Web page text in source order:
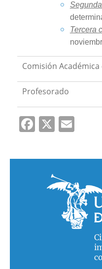
Tercera
Comisión
Profesorado
Facebook
X